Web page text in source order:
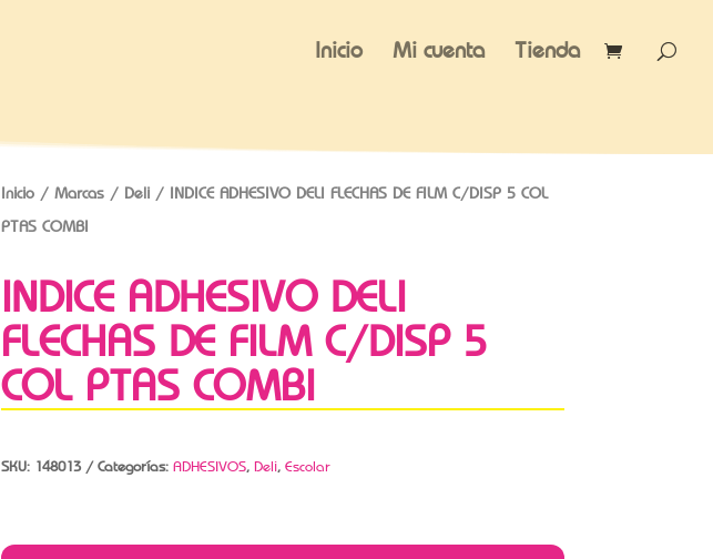
Inicio Mi cuenta Tienda
Inicio/ Marcas/ Deli/ INDICE ADHESIVO DELI FLECHAS DE FILM C/DISP 5 COL
PTAS COMBI
INDICE ADHESIVO DELI
FLECHAS DE FILM C/DISP 5
COL PTAS COMBI
SKU: 148013 Categorías: ADHESIVOS, Deli, Escolar